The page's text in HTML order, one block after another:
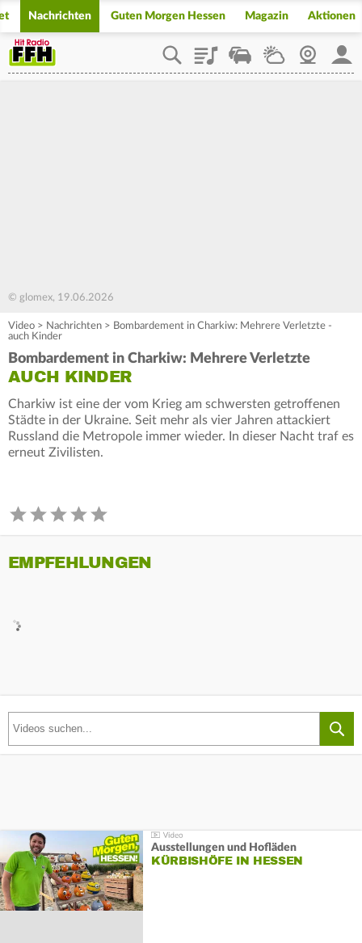
Nachrichten Guten Morgen Hessen Magazin Aktionen
PlaylistStaupilotWetterWebcam
© glomex, 19.06.2026
Video > Nachrichten > Bombardement in Charkiw: Mehrere Verletzte -
auch Kinder
Bombardement in Charkiw: Mehrere Verletzte
AUCH KINDER
Charkiw ist eine der vom Krieg am schwersten getroffenen
Städte in der Ukraine. Seit mehr als vier Jahren attackiert
Russland die Metropole immer wieder. In dieser Nacht traf es
erneut Zivilisten.
EMPFEHLUNGEN
Ausstellungen und Hofläden
KÜRBISHÖFE IN HESSEN